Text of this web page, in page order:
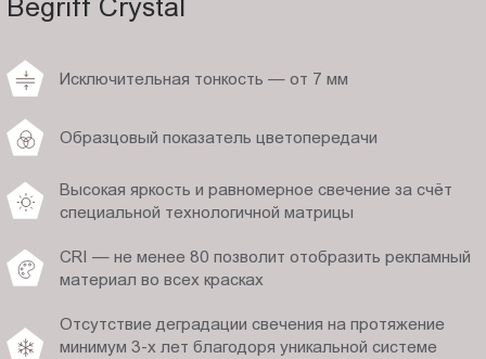
Begriff Crystal
Исключительная тонкость — от 7 мм
Образцовый показатель цветопередачи
Высокая яркость и равномерное свечение за счёт
специальной технологичной матрицы
CRI — не менее 80 позволит отобразить рекламный
материал во всех красках
Отсутствие деградации свечения на протяжение
минимум 3-х лет благодоря уникальной системе